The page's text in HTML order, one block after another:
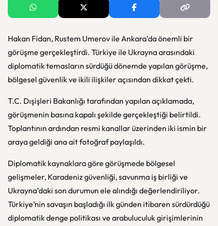
Hakan Fidan, Rustem Umerov ile Ankara’da önemli bir
görüşme gerçekleştirdi. Türkiye ile Ukrayna arasındaki
diplomatik temasların sürdüğü dönemde yapılan görüşme,
bölgesel güvenlik ve ikili ilişkiler açısından dikkat çekti.
T.C. Dışişleri Bakanlığı tarafından yapılan açıklamada,
görüşmenin basına kapalı şekilde gerçekleştiği belirtildi.
Toplantının ardından resmi kanallar üzerinden iki ismin bir
araya geldiği ana ait fotoğraf paylaşıldı.
Diplomatik kaynaklara göre görüşmede bölgesel
gelişmeler, Karadeniz güvenliği, savunma iş birliği ve
Ukrayna’daki son durumun ele alındığı değerlendiriliyor.
Türkiye’nin savaşın başladığı ilk günden itibaren sürdürdüğü
diplomatik denge politikası ve arabuluculuk girişimlerinin